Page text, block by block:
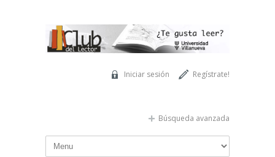
Regístrate!
Iniciar sesión
Búsqueda avanzada